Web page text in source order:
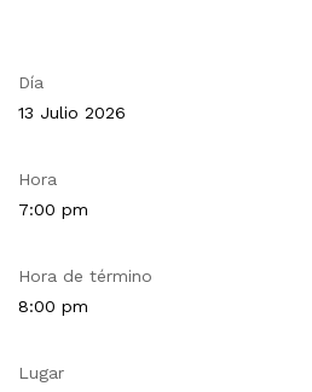
Día
13 Julio 2026
Hora
7:00 pm
Hora de término
8:00 pm
Lugar